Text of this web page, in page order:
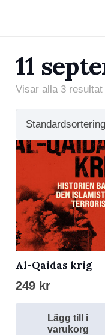
11
Visar alla 3 resultat
Al-Qaidas krig
249 kr
Lägg till i
varukorg